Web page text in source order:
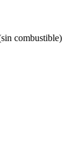
combustible)